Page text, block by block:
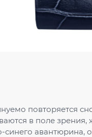
повторяется
в поле
синего авантюрина,